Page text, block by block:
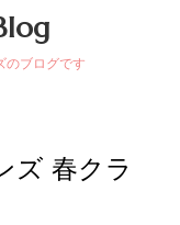
ブログです
ズ 春クラ